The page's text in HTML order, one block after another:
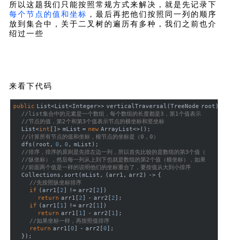
所以这题我们只能按照常规方式来解决，就是先记录下
每个节点的值和坐标 ，最后再把他们按照同一列的顺序
放到集合中，关于二叉树的遍历有多种，我们之前也介
绍过一些
来看下代码
public List<List<Integer>> verticalTraversal(TreeNode root) {
//list集合中的元素是一个数组，每个数组的长度都是3，第1个值表示
//节点的值，第2个和第3个值表示节点的横坐标和竖坐标
List<int []> mList = new ArrayList<>();
//计算所有节点的值和坐标，根节点的坐标是（0，0）
dfs(root, 0 , 0 , mList);
//排序，排序的原则是先排左边一列，所以首先比较的是数组的第3个值（
//纵坐标），然后每一列从上到下也就是数组的第2个值（横坐标），如果
//前面两个值是一样的说明他们的坐标重合了，要按值从大到小排序
Collections.sort(mList, (arr1, arr2) -> {
//先按照纵坐标排序
if (arr1[2 ] != arr2[2 ])
return arr1[2 ] - arr2[2 ];
if (arr1[ 1 ] != arr2[ 1 ])
return arr1[ 1 ] - arr2[ 1 ];
//如果坐标一样，再按照值排序
return arr1[0 ] - arr2[0 ];
});